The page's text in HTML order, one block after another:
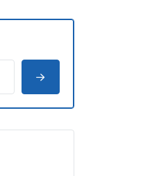
AANMELDEN